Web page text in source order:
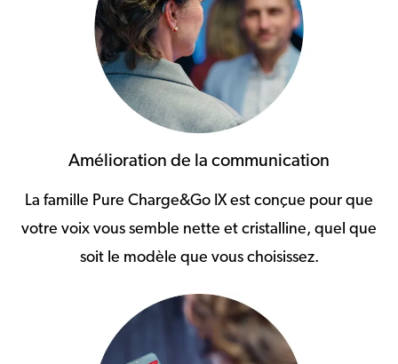
Amélioration de la communication
La famille Pure Charge&Go IX est conçue pour que
votre voix vous semble nette et cristalline, quel que
soit le modèle que vous choisissez.